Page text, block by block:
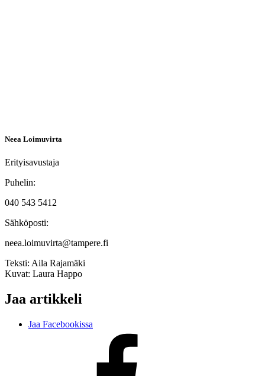
Neea Loimuvirta
Erityisavustaja
Puhelin:
040 543 5412
Sähköposti:
neea.loimuvirta@tampere.fi
Teksti: Aila Rajamäki
Kuvat: Laura Happo
Jaa artikkeli
Jaa Facebookissa